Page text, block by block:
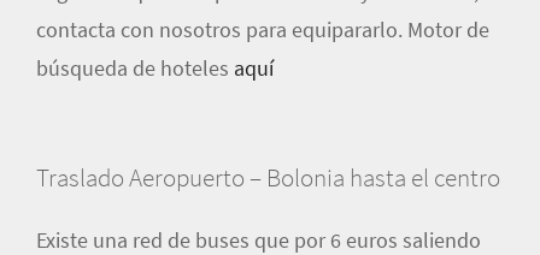
contacta con nosotros para equipararlo. Motor de
búsqueda de hoteles aquí
Traslado Aeropuerto – Bolonia hasta el centro
Existe una red de buses que por 6 euros saliendo